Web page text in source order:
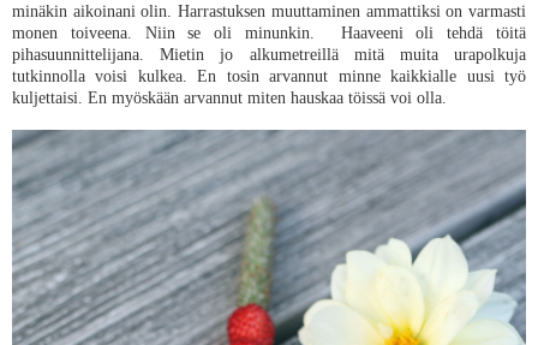
minäkin aikoinani olin. Harrastuksen muuttaminen ammattiksi on varmasti
monen toiveena. Niin se oli minunkin. Haaveeni oli tehdä töitä
pihasuunnittelijana. Mietin jo alkumetreillä mitä muita urapolkuja
tutkinnolla voisi kulkea. En tosin arvannut minne kaikkialle uusi työ
kuljettaisi. En myöskään arvannut miten hauskaa töissä voi olla.